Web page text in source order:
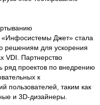
«Инфосистемы Джет» стала
решениям для ускорения
VDI. Партнерство
ряд проектов по внедрению
к
пользователей, таким как
и 3D-дизайнеры.